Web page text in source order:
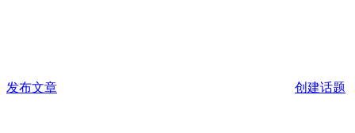
发布文章 创建话题